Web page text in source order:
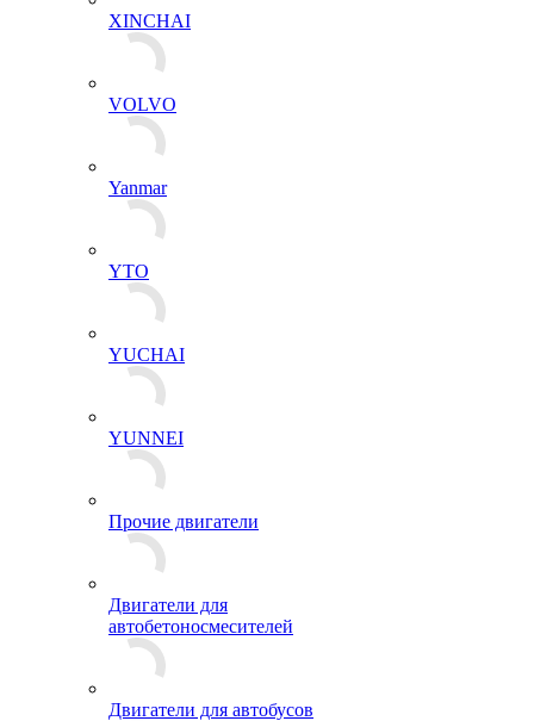
XINCHAI
VOLVO
Yanmar
YTO
YUCHAI
YUNNEI
Прочие двигатели
Двигатели для
автобетоносмесителей
Двигатели для автобусов